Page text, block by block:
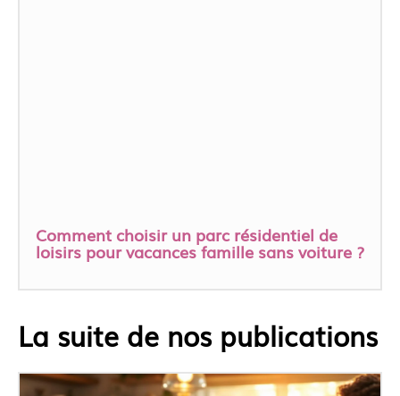
Comment choisir un parc résidentiel de
loisirs pour vacances famille sans voiture ?
La suite de nos publications